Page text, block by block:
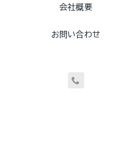
会社概要
お問い合わせ